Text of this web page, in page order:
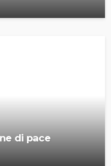
di pace